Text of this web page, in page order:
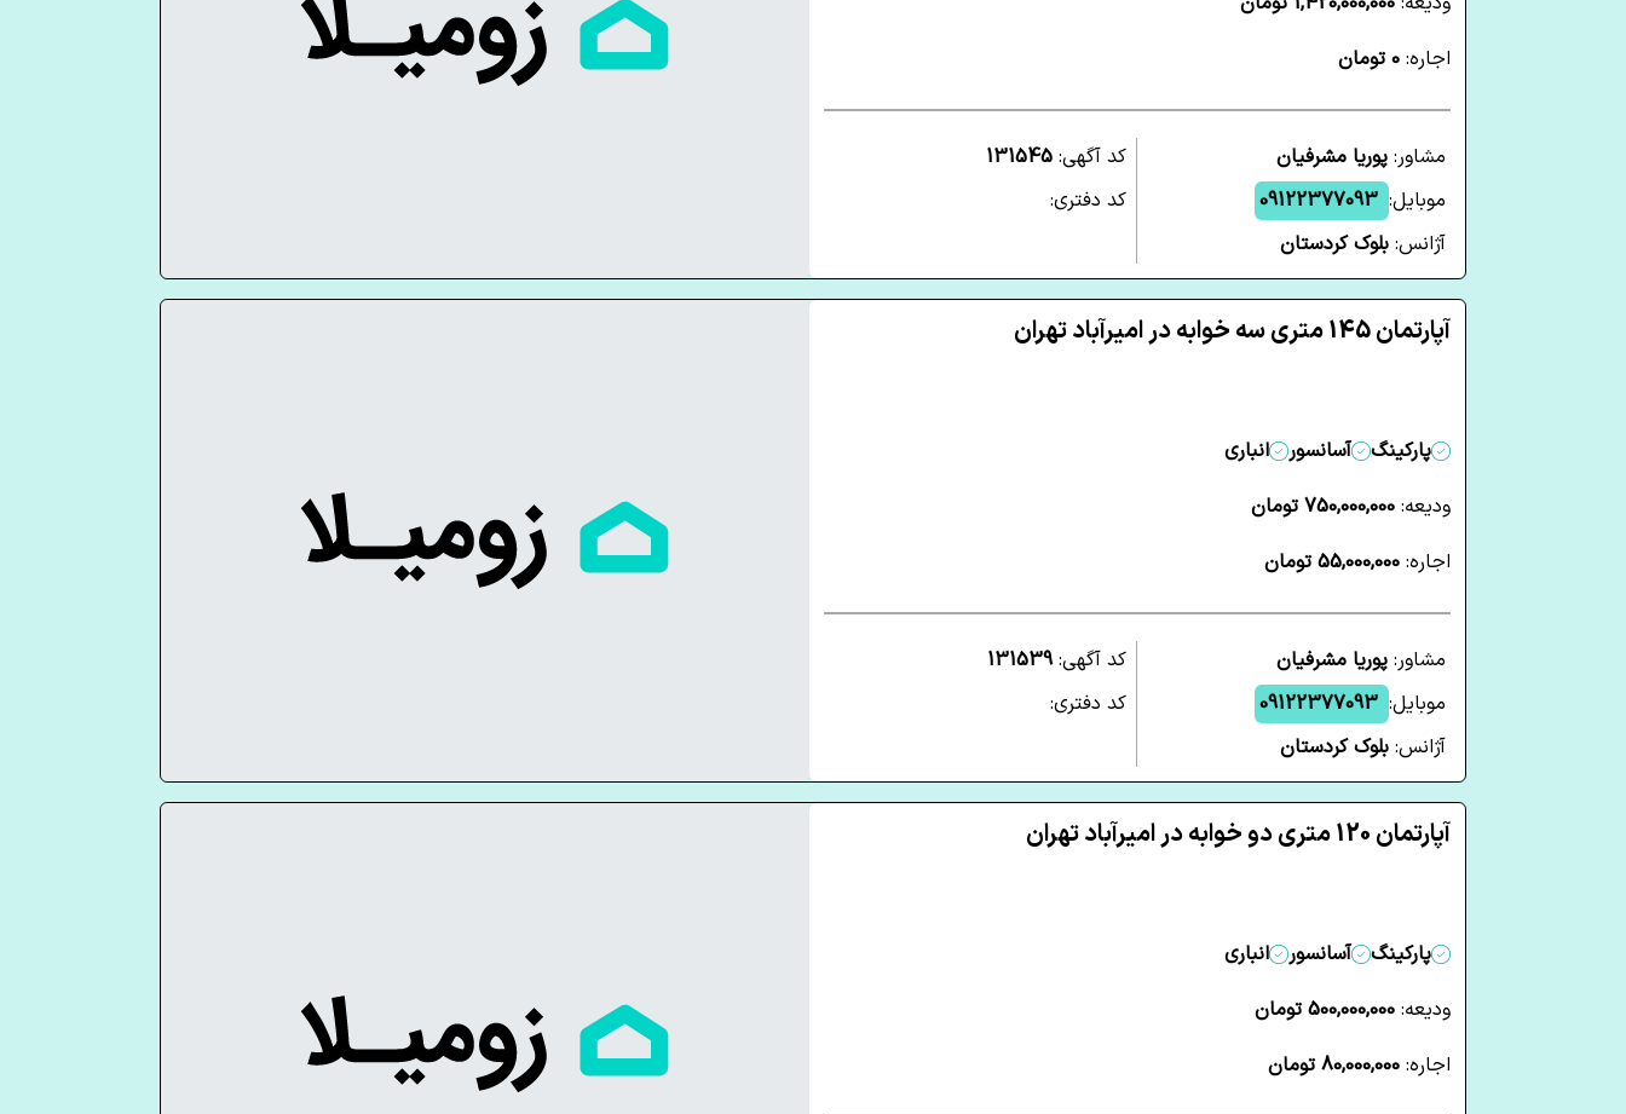
اجاره: 0 تومان
مشاور: پوریا مشرفیان
موبایل: 09122377093
آژانس: بلوک کردستان
کد آگهی: 131545
کد دفتری:
آپارتمان 145 متری سه خوابه در امیرآباد تهران
پارکینگ آسانسور
انباری
ودیعه: 750,000,000 تومان
اجاره: 55,000,000 تومان
مشاور: پوریا مشرفیان
موبایل: 09122377093
آژانس: بلوک کردستان
کد آگهی:131539
کد دفتری:
آپارتمان 120 متری دو خوابه در امیرآباد تهران
پارکینگ آسانسور
انباری
ودیعه: 500,000,000 تومان
اجاره: 80,000,000 تومان